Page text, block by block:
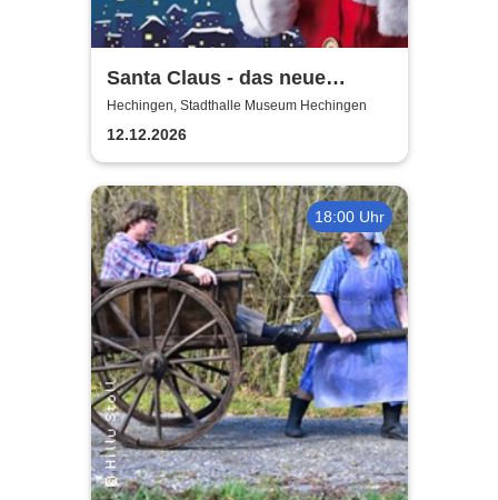
Santa Claus - das neue
Weihnachtsmusical (nicht
nur) für Kinder
Hechingen, Stadthalle Museum Hechingen
12.12.2026
18:00 Uhr